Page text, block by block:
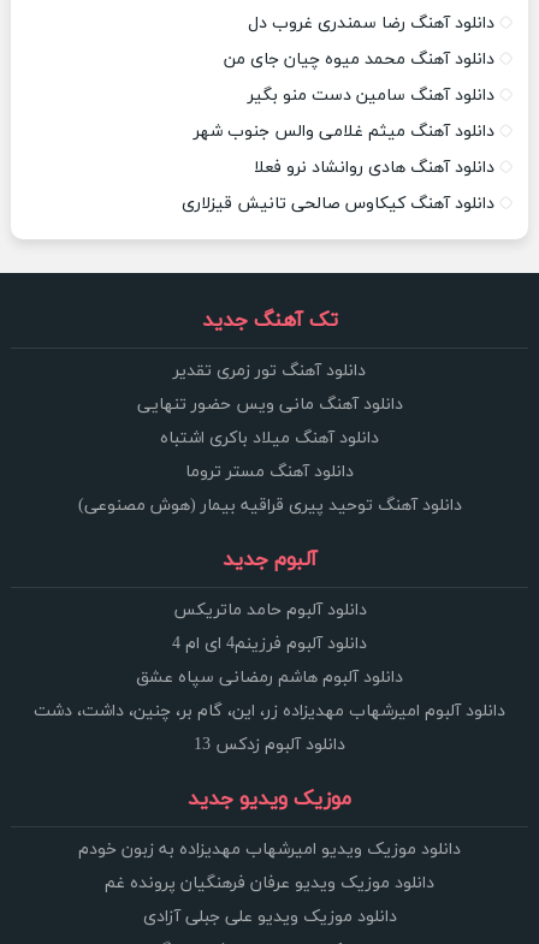
دانلود آهنگ رضا سمندری غروب دل
دانلود آهنگ محمد میوه چیان جای من
دانلود آهنگ سامین دست منو بگیر
دانلود آهنگ میثم غلامی والس جنوب شهر
دانلود آهنگ هادی روانشاد نرو فعلا
دانلود آهنگ کیکاوس صالحی تانیش قیزلاری
تک آهنگ جدید
دانلود آهنگ تور زمری تقدیر
دانلود آهنگ مانی ویس حضور تنهایی
دانلود آهنگ میلاد باکری اشتباه
دانلود آهنگ مستر تروما
دانلود آهنگ توحید پیری قراقیه بیمار (هوش مصنوعی)
آلبوم جدید
دانلود آلبوم حامد ماتریکس
دانلود آلبوم فرزینم4 ای ام 4
دانلود آلبوم هاشم رمضانی سپاه عشق
دانلود آلبوم امیرشهاب مهدیزاده زر، این، گام بر، چنین، داشت، دشت
دانلود آلبوم زدکس 13
موزیک ویدیو جدید
دانلود موزیک ویدیو امیرشهاب مهدیزاده به زبون خودم
دانلود موزیک ویدیو عرفان فرهنگیان پرونده غم
دانلود موزیک ویدیو علی جبلی آزادی